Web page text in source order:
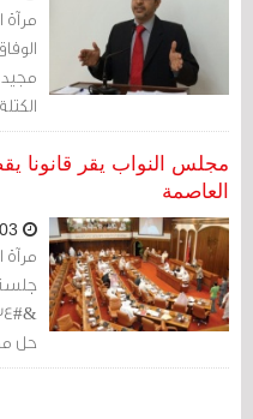
بلدي
ذلك
على
مجلس النواب يقر قانونا
العاصمة
حل